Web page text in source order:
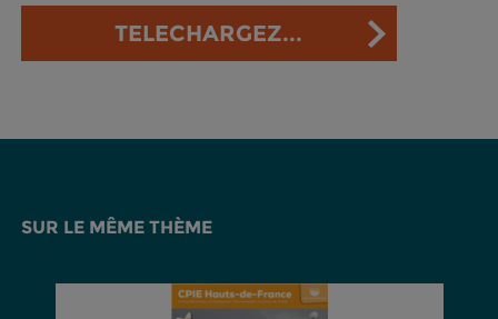
TELECHARGEZ...
SUR LE MÊME THÈME